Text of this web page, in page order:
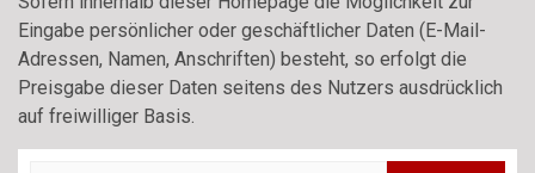
Eingabe persönlicher oder geschäftlicher Daten (E-Mail-
Adressen, Namen, Anschriften) besteht, so erfolgt die
Preisgabe dieser Daten seitens des Nutzers ausdrücklich
auf freiwilliger Basis.